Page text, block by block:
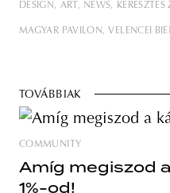
DESIGN ART NEWS
MAGYAR PAVILON VELENCEI
TOVÁBBIAK
COMMUNITY
Amíg megiszod
1%-od!